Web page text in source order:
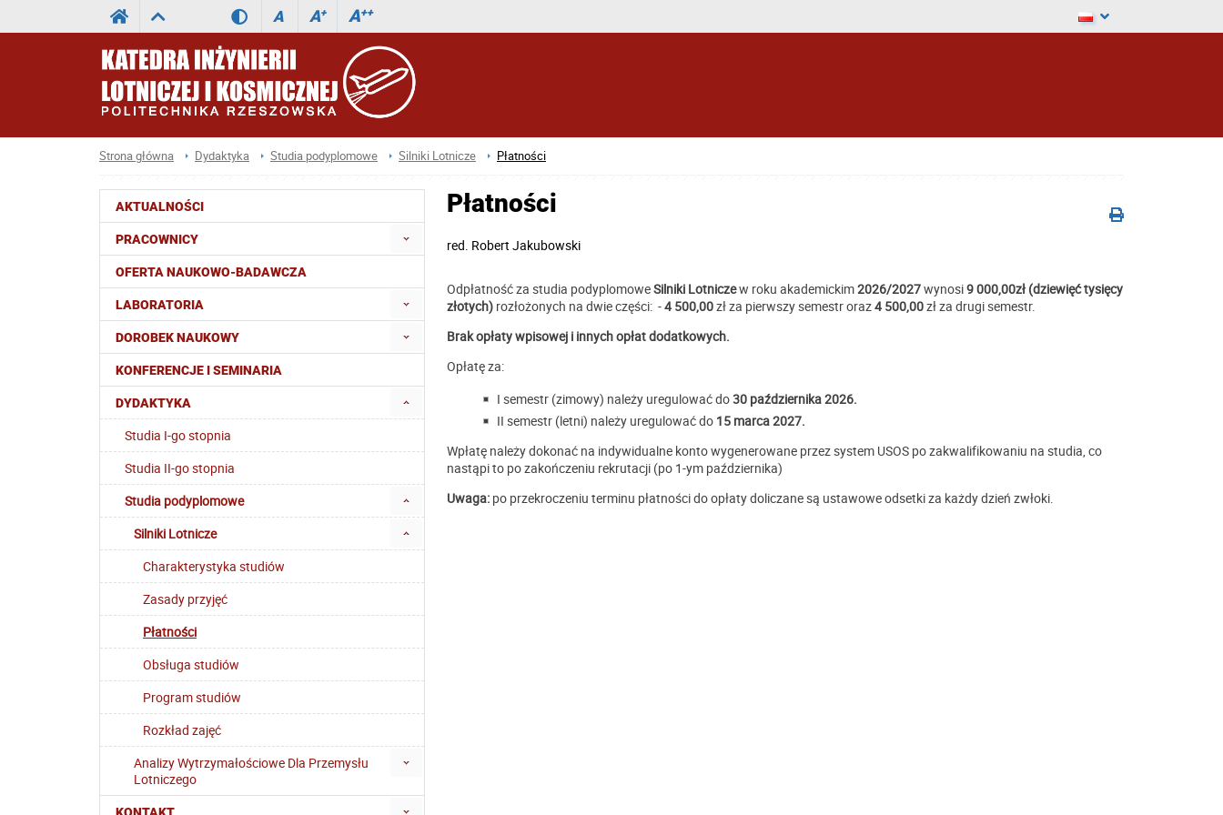
A A+ A++
Strona główna Dydaktyka Studia podyplomowe Silniki Lotnicze Płatności
AKTUALNOŚCI
PRACOWNICY
OFERTA NAUKOWO-BADAWCZA
LABORATORIA
DOROBEK NAUKOWY
KONFERENCJE I SEMINARIA
DYDAKTYKA
Studia I-go stopnia
Studia II-go stopnia
Studia podyplomowe
Silniki Lotnicze
Charakterystyka studiów
Zasady przyjęć
Płatności
Obsługa studiów
Program studiów
Rozkład zajęć
Analizy Wytrzymałościowe Dla Przemysłu
Lotniczego
Płatności
red. Robert Jakubowski
Odpłatność za studia podyplomoweSilniki Lotniczew roku akademickim2026/2027wynosi9 000,00zł (dziewięć tysięcy
złotych) rozłożonych na dwie części: -4 500,00zł za pierwszy semestr oraz4 500,00zł za drugi semestr.
Brak opłaty wpisowej i innych opłat dodatkowych.
Opłatę za:
I semestr (zimowy) należy uregulować do30 października 2026.
II semestr (letni) należy uregulowaćdo 15 marca 2027.
Wpłatę należy dokonać na indywidualne konto wygenerowane przez system USOS po zakwalifikowaniu na studia, co
nastąpi to po zakończeniu rekrutacji (po 1-ym października)
Uwaga: po przekroczeniu terminu płatności do opłaty doliczane są ustawowe odsetki za każdy dzień zwłoki.